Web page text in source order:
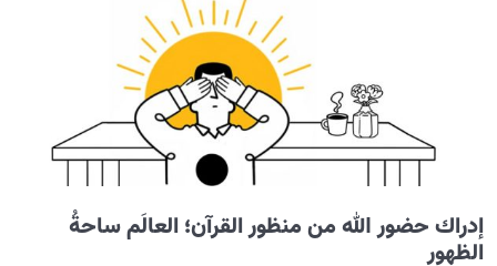
الإيمان بالغيب وتأثيره على حياتنا وعلاقاتنا وسلوكياتنا
إدراك حضور الله من منظور القرآن؛ العالَم ساحةُ
الظهور